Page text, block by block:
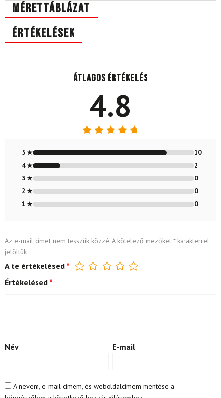
Mérettáblázat
Értékelések
Átlagos értékelés
4.8
4.83/ 5
5 ★
10
4 ★
2
3 ★
0
2 ★
0
1 ★
0
Az e-mail címet nem tesszük közzé. A kötelező mezőket *karakterrel
jelöltük
A te értékelésed *
Értékelésed *
Név E-mail
A nevem, e-mail címem, és weboldalcímem mentése a